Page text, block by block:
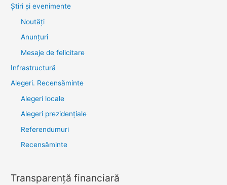
Știri şi evenimente
Noutăţi
Anunţuri
Mesaje de felicitare
Infrastructură
Alegeri. Recensăminte
Alegeri locale
Alegeri prezidențiale
Referendumuri
Recensăminte
Transparenţă financiară